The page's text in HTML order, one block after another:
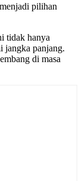
pilihan
tidak hanya
jangka panjang.
di masa